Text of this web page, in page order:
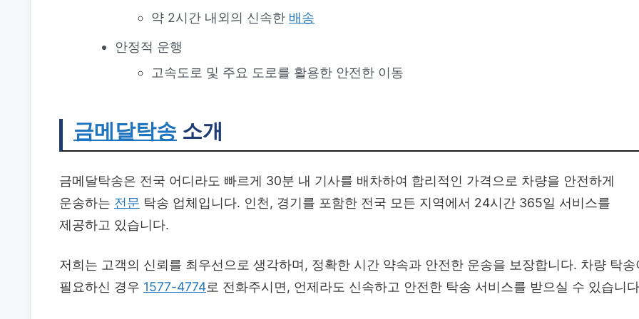
약 2시간 내외의 신속한 배송
안정적 운행
고속도로 및 주요 도로를 활용한 안전한 이동
금메달탁송 소개
금메달탁송은 전국 어디라도 빠르게 30분 내 기사를 배차하여 합리적인 가격으로 차량을 안전하게
운송하는 전문 탁송 업체입니다. 인천, 경기를 포함한 전국 모든 지역에서 24시간 365일 서비스를
제공하고 있습니다.
저희는 고객의 신뢰를 최우선으로 생각하며, 정확한 시간 약속과 안전한 운송을 보장합니다. 차량 탁송
필요하신 경우 1577-4774로 전화주시면, 언제라도 신속하고 안전한 탁송 서비스를 받으실 수 있습니